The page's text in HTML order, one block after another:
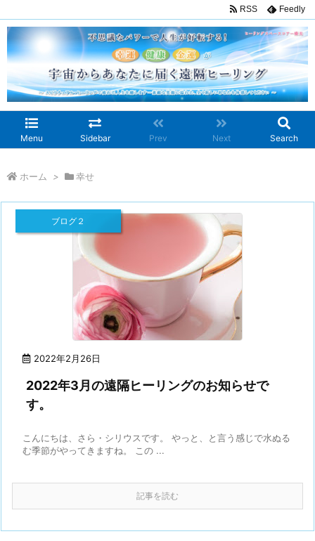
Menu Sidebar Prev Next Search
RSS Feedly
ホーム > 幸せ
2022年2月26日
ブログ２
2022年3月の遠隔ヒーリングのお知らせで
す。
こんにちは、さら・シリウスです。 やっと、と言う感じで水ぬる
む季節がやってきますね。 この ...
記事を読む